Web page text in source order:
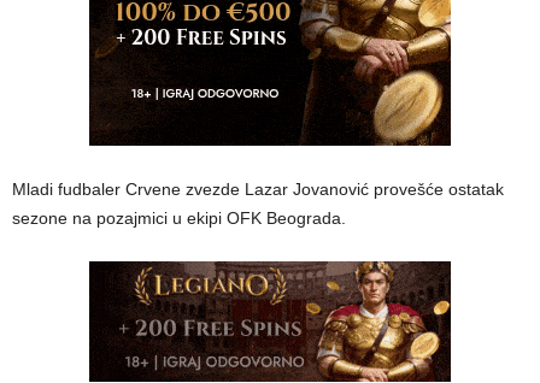
Mladi fudbaler Crvene zvezde Lazar Jovanović provešće ostatak
sezone na pozajmici u ekipi OFK Beograda.